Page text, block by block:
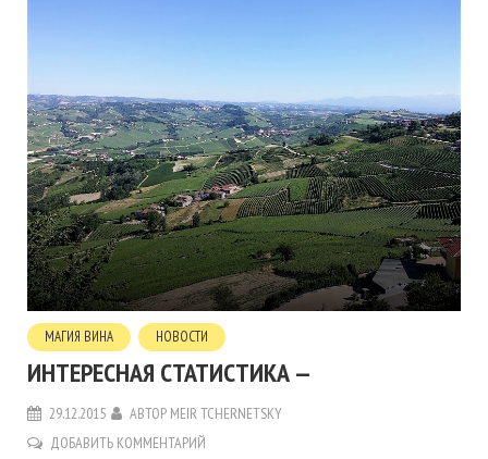
МАГИЯ ВИНА НОВОСТИ
ИНТЕРЕСНАЯ СТАТИСТИКА —
29.12.2015 АВТОР MEIR TCHERNETSKY
ДОБАВИТЬ КОММЕНТАРИЙ